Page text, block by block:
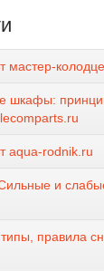
мастер-
шкафы:
aqua-rodnik.ru
и
правила